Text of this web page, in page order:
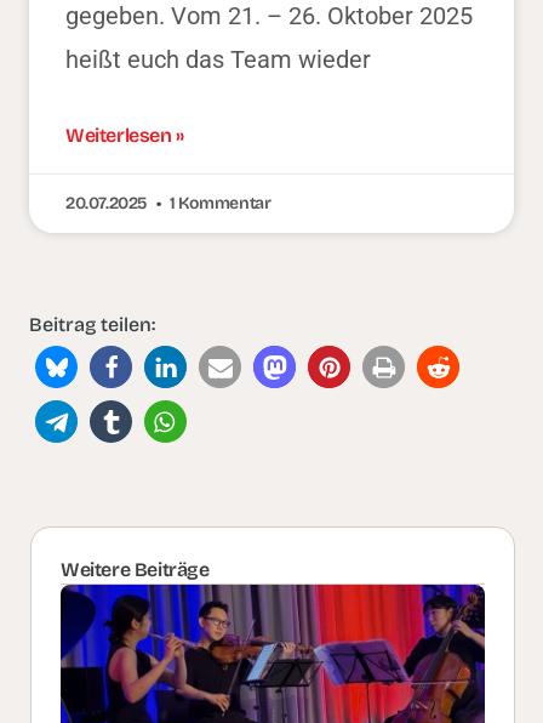
gegeben. Vom 21. – 26. Oktober 2025
heißt euch das Team wieder
Weiterlesen »
20.07.2025 1 Kommentar
Beitrag teilen:
Weitere Beiträge